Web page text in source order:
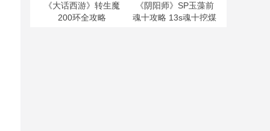
《大话西游》转生魔
200环全攻略
《阴阳师》SP玉藻前
魂十攻略 13s魂十挖煤